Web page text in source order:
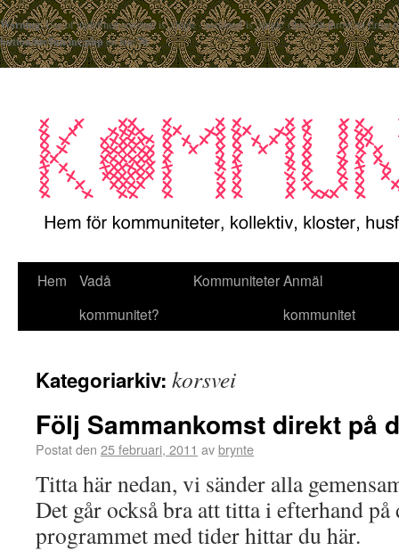
Warning: Use of undefined constant is_single - assumed 'is_single' (this will throw an Error
button/inc/fun.inc.phpon line70
Hem
Vadå
kommunitet?
KommuniteterAnmäl
kommunitet
Kategoriarkiv: korsvei
Följ Sammankomst direkt på
Postat den 25 februari, 2011 avbrynte
Titta här nedan, vi sänder alla
Det går också bra att titta i efterhand
programmet med tider hittar du här.